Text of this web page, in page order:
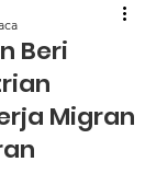
Beri
Migran